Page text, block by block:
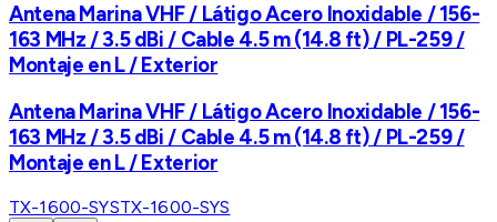
Antena Marina VHF / Látigo Acero Inoxidable / 156-
163 MHz / 3.5 dBi / Cable 4.5 m (14.8 ft) / PL-259 /
Montaje en L / Exterior
Antena Marina VHF / Látigo Acero Inoxidable / 156-
163 MHz / 3.5 dBi / Cable 4.5 m (14.8 ft) / PL-259 /
Montaje en L / Exterior
TX-1600-SYSTX-1600-SYS